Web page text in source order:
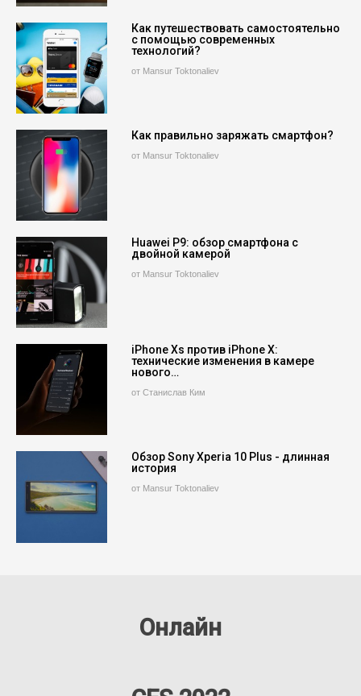
Как путешествовать самостоятельно
с помощью современных
технологий?
от Mansur Toktonaliev
Как правильно заряжать смартфон?
от Mansur Toktonaliev
Huawei P9: обзор смартфона с
двойной камерой
от Mansur Toktonaliev
iPhone Xs против iPhone X:
технические изменения в камере
нового…
от Станислав Ким
Обзор Sony Xperia 10 Plus - длинная
история
от Mansur Toktonaliev
Онлайн